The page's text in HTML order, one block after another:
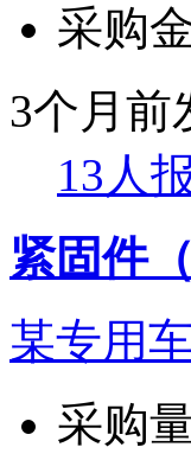
采购
3个月前
13人
紧固件
某专用
采购量